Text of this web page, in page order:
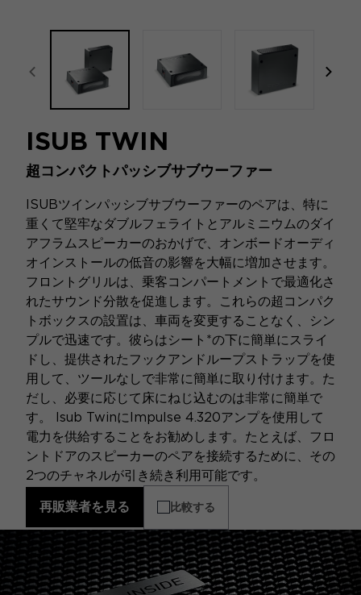
focal-naim-frontent::misc.prev_label
ISUB TWIN
超コンパクトパッシブサブウーファー
ISUBツインパッシブサブウーファーのペアは、特に
重くて堅牢なダブルフェライトとアルミニウムのダイ
アフラムスピーカーのおかげで、オンボードオーディ
オインストールの低音の影響を大幅に増加させます。
フロントグリルは、乗客コンパートメントで最適化さ
れたサウンド分散を促進します。これらの超コンパク
トボックスの設置は、車両を変更することなく、シン
プルで迅速です。彼らはシート*の下に簡単にスライ
ドし、提供されたフックアンドループストラップを使
用して、ツールなしで非常に簡単に取り付けます。た
だし、必要に応じて床にねじ込むのは非常に簡単で
す。 Isub TwinにImpulse 4.320アンプを使用して
電力を供給することをお勧めします。たとえば、フロ
ントドアのスピーカーのペアを接続するために、その
2つのチャネルが引き続き利用可能です。
再販業者を見る 比較する